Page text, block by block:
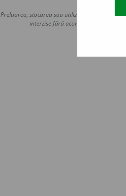
Preluarea, stocarea sau utilizarea datelor de
interzise fără acordul nostru